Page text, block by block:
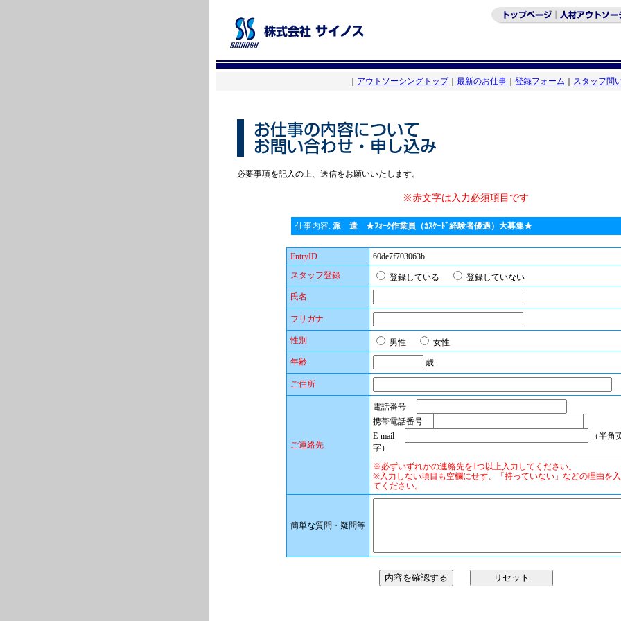
アウトソーシングトップ｜ 最新のお仕事 登録フォーム スタッフ問
必要事項を記入の上、送信をお願いいたします。
※赤文字は入力必須項目です
仕事内容: 派 遣 ★ﾌｫｰｸ作業員（ｶｽｹｰﾄﾞ経験者優遇）大募集★
EntryID
60de7f703063b
スタッフ登録
登録している
登録していない
氏名
フリガナ
性別 男性
女性
年齢
歳
ご住所
ご連絡先
電話番号
携帯電話番号
E-mail
（半角
字）
※必ずいずれかの連絡先を1つ以上入力してください。
※入力しない項目も空欄にせず、「持っていない」などの理由を
てください。
簡単な質問・疑問等